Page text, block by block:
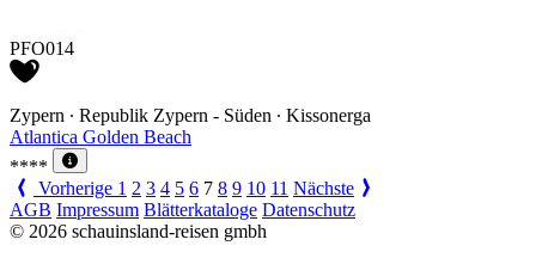
PFO014
Zypern ∙ Republik Zypern - Süden ∙ Kissonerga
Atlantica Golden Beach
****
Vorherige 1 2 3 4 5 6 7 8 9 10 11 Nächste
AGB Impressum Blätterkataloge Datenschutz
© 2026 schauinsland-reisen gmbh